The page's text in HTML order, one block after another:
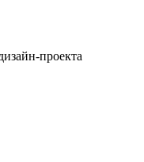
проекта